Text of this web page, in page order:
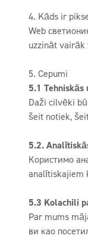
4. Kāds ir
Web
uzzināt vairāk
5. Cepumi
5.1 Tehniskās
Daži cilvēki
šeit notiek,
5.2.
Користимо
analītiskajiem
5.3 Kolachili
Par mums
ви као